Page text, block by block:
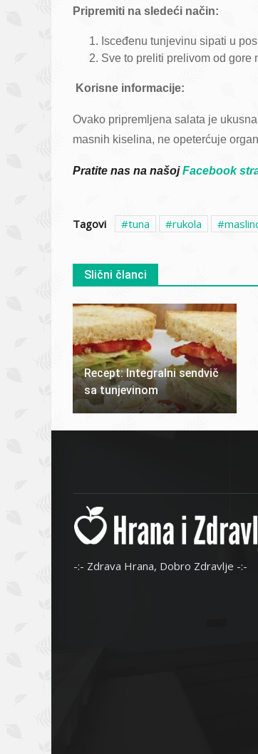
Pripremiti na sledeći način:
Isceđenu tunjevinu sipati u
Sve to preliti prelivom od gore
Korisne informacije:
Ovako pripremljena salata je
masnih kiselina, ne opeterćuje
Pratite nas na našojFacebook
Tagovi tuna rukola
Slični članci
Recept: Integralni sendvič
sa tunjevinom
-:- Zdrava Hrana, Dobro Zdravlje -:-